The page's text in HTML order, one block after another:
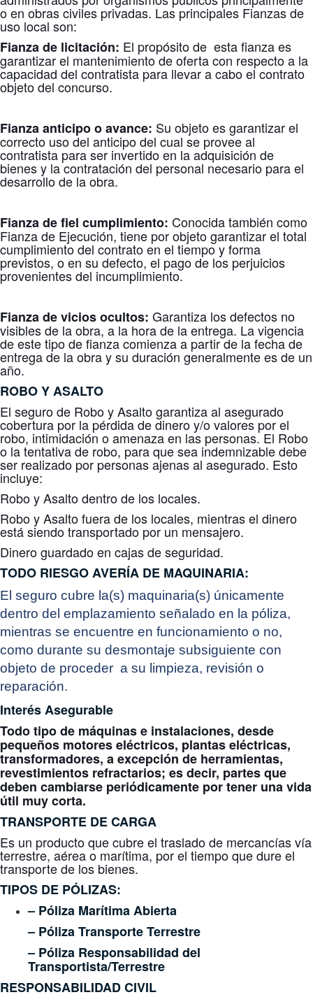
o en obras civiles privadas. Las principales Fianzas de
uso local son:
Fianza de licitación: El propósito de esta fianza es
garantizar el mantenimiento de oferta con respecto a la
capacidad del contratista para llevar a cabo el contrato
objeto del concurso.
Fianza anticipo o avance: Su objeto es garantizar el
correcto uso del anticipo del cual se provee al
contratista para ser invertido en la adquisición de
bienes y la contratación del personal necesario para el
desarrollo de la obra.
Fianza de fiel cumplimiento: Conocida también como
Fianza de Ejecución, tiene por objeto garantizar el total
cumplimiento del contrato en el tiempo y forma
previstos, o en su defecto, el pago de los perjuicios
provenientes del incumplimiento.
Fianza de vicios ocultos: Garantiza los defectos no
visibles de la obra, a la hora de la entrega. La vigencia
de este tipo de fianza comienza a partir de la fecha de
entrega de la obra y su duración generalmente es de un
año.
ROBO Y ASALTO
El seguro de Robo y Asalto garantiza al asegurado
cobertura por la pérdida de dinero y/o valores por el
robo, intimidación o amenaza en las personas. El Robo
o la tentativa de robo, para que sea indemnizable debe
ser realizado por personas ajenas al asegurado. Esto
incluye:
Robo y Asalto dentro de los locales.
Robo y Asalto fuera de los locales, mientras el dinero
está siendo transportado por un mensajero.
Dinero guardado en cajas de seguridad.
TODO RIESGOAVERÍA DE MAQUINARIA:
El seguro cubre la(s) maquinaria(s) únicamente
dentro del emplazamiento señalado en la póliza,
mientras se encuentre en funcionamiento o no,
como durante su desmontaje subsiguiente con
objeto de proceder a su limpieza, revisión o
reparación.
Interés Asegurable
Todo tipo de máquinas e instalaciones, desde
pequeños motores eléctricos, plantas eléctricas,
transformadores, a excepción de herramientas,
revestimientos refractarios; es decir, partes que
deben cambiarse periódicamente por tener una vida
útil muy corta.
TRANSPORTE DE CARGA
Es un producto que cubre el traslado de mercancías vía
terrestre, aérea o marítima, por el tiempo que dure el
transporte de los bienes.
TIPOS DE PÓLIZAS:
– Póliza Marítima Abierta
– Póliza Transporte Terrestre
– Póliza Responsabilidad del
Transportista/Terrestre
RESPONSABILIDAD CIVIL